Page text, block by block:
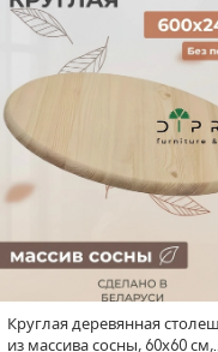
Круглая деревянная
из массива сосны, 60х60 см,